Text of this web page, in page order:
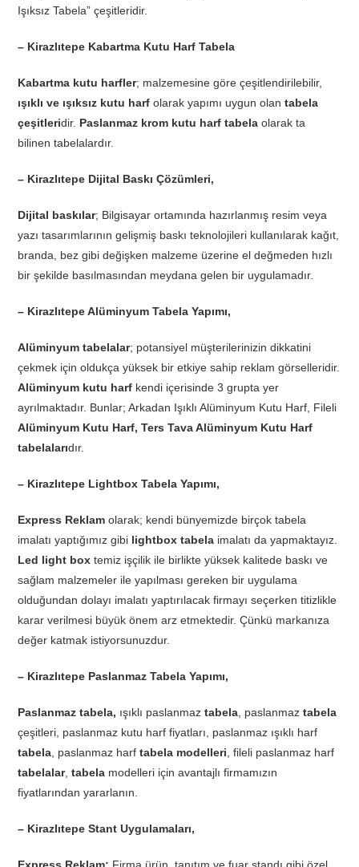
Işıksız Tabela” çeşitleridir.
– Kirazlıtepe Kabartma Kutu Harf Tabela
Kabartma kutu harfler; malzemesine göre çeşitlendirilebilir,
ışıklı ve ışıksız kutu harf olarak yapımı uygun olantabela
çeşitleridir. Paslanmaz krom kutu harf tabela olarak ta
bilinen tabelalardır.
– Kirazlıtepe Dijital Baskı Çözümleri,
Dijital baskılar; Bilgisayar ortamında hazırlanmış resim veya
yazı tasarımlarının gelişmiş baskı teknolojileri kullanılarak kağıt,
branda, bez gibi değişken malzeme üzerine el değmeden hızlı
bir şekilde basılmasından meydana gelen bir uygulamadır.
– Kirazlıtepe Alüminyum Tabela Yapımı,
Alüminyum tabelalar; potansiyel müşterilerinizin dikkatini
çekmek için oldukça yüksek bir etkiye sahip reklam görselleridir.
Alüminyum kutu harf kendi içerisinde 3 grupta yer
ayrılmaktadır. Bunlar; Arkadan Işıklı Alüminyum Kutu Harf, Fileli
Alüminyum Kutu Harf, Ters Tava Alüminyum Kutu Harf
tabelalarıdır.
– Kirazlıtepe Lightbox Tabela Yapımı,
Express Reklam olarak; kendi bünyemizde birçok tabela
imalatı yaptığımız gibi lightbox tabela imalatı da yapmaktayız.
Led light box temiz işçilik ile birlikte yüksek kalitede baskı ve
sağlam malzemeler ile yapılması gereken bir uygulama
olduğundan dolayı imalatı yaptırılacak firmayı seçerken titizlikle
karar verilmesi büyük önem arz etmektedir. Çünkü markanıza
değer katmak istiyorsunuzdur.
– Kirazlıtepe Paslanmaz Tabela Yapımı,
Paslanmaz tabela, ışıklı paslanmaztabela , paslanmaztabela
çeşitleri, paslanmaz kutu harf fiyatları, paslanmaz ışıklı harf
tabela , paslanmaz harftabela modelleri , fileli paslanmaz harf
tabelalar,tabela modelleri için avantajlı firmamızın
fiyatlarından yararlanın.
– Kirazlıtepe Stant Uygulamaları,